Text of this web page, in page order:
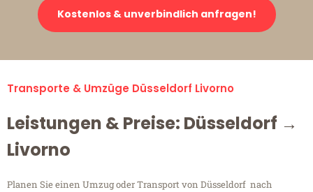
Kostenlos & unverbindlich anfragen!
Transporte & Umzüge Düsseldorf Livorno
Leistungen & Preise: Düsseldorf →
Livorno
Planen Sie einen Umzug oder Transport von Düsseldorf nach